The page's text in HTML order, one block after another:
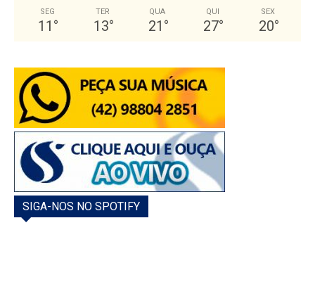
SEG
11 °
TER
13°
QUA
21 °
QUI
27°
SEX
20°
SIGA-NOS NO SPOTIFY